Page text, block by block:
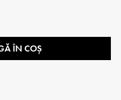
ÎN COȘ